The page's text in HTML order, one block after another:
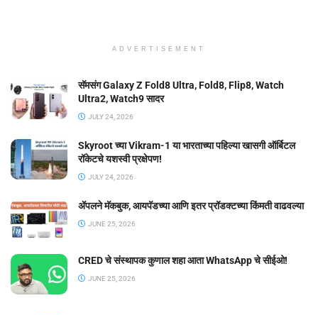
ADVERTISEMENT
सॅमसंग Galaxy Z Fold8 Ultra, Fold8, Flip8, Watch
Ultra2, Watch9 सादर
JULY 24, 2026
Skyroot च्या Vikram-1 या भारताच्या पहिल्या खासगी ऑर्बिटल
रॉकेटचे यशस्वी प्रक्षेपण!
JULY 24, 2026
ॲपलने मॅकबुक, आयपॅडच्या आणि इतर प्रॉडक्टच्या किंमती वाढवल्या
JUNE 25, 2026
CRED चे संस्थापक कुणाल शहा आता WhatsApp चे सीईओ!
JUNE 25, 2026